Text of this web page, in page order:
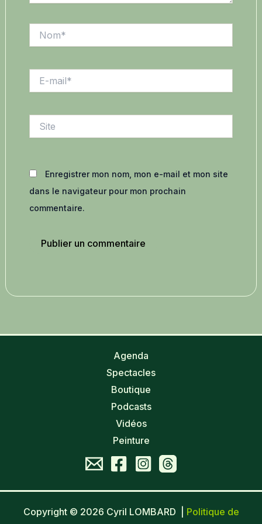
mail*
Enregistrer mon nom, mon e-mail et mon site
dans le navigateur pour mon prochain
commentaire.
Agenda
Spectacles
Boutique
Podcasts
Vidéos
Peinture
Copyright © 2026 Cyril LOMBARD | Politique de